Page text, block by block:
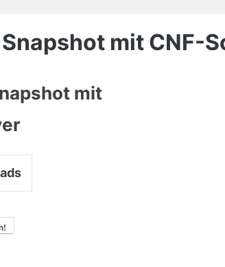
mit CNF-
mit